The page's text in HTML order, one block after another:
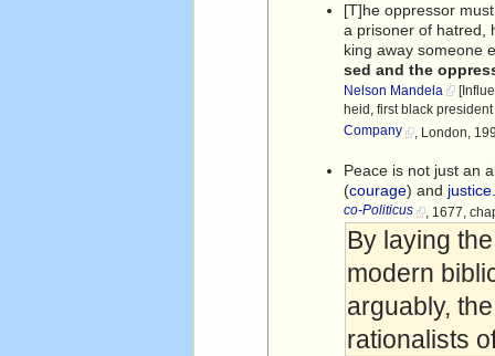
[T]he oppressor
a prisoner of hatred,
king away someone
sed and the
Nelson Mandela
heid, first black
Company
, London,
Peace is not just an
(courage) and justice
co-Politicus
, 1677,
By laying
modern
arguably,
rationalists